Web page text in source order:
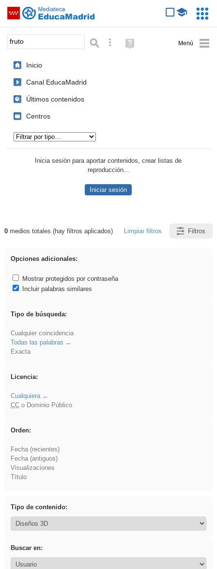
Saltar navegación
Palabra o frase: Búsqueda avanzada
Ayuda
(en
Inicio
Canal EducaMadrid
Últimos contenidos
Centros
Inicia sesión para aportar contenidos, crear listas de
reproducción...
Iniciar sesión
Resultados de: fruto
0medios totales (hay filtros aplicados) Limpiar filtros Filtros
Opciones adicionales:
Mostrar protegidos por contraseña
Incluir palabras similares
Tipo de búsqueda:
Cualquier coincidencia
Todas las palabras
Exacta
Licencia:
Cualquiera
CCo Dominio Público
Orden:
Fecha (recientes)
Fecha (antiguos)
Visualizaciones
Título
Tipo de contenido:
Buscar en: